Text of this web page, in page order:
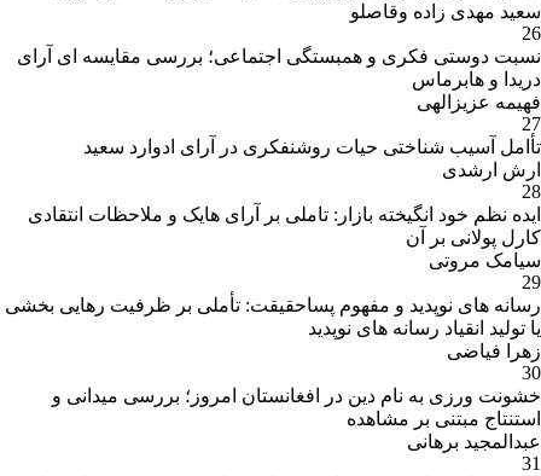
سعید مهدی زاده وقاصلو
26
نسبت دوستی فکری و همبستگی اجتماعی؛ بررسی مقایسه ای آرای
دریدا و هابرماس
فهیمه عزیزالهی
27
تأامل آسیب شناختی حیات روشنفکری در آرای ادوارد سعید
ارش ارشدی
28
ایده نظم خود انگیخته بازار: تاملی بر آرای هایک و ملاحظات انتقادی
کارل پولانی بر آن
سیامک مروتی
29
رسانه های نوپدید و مفهوم پساحقیقت: تأملی بر ظرفیت رهایی بخشی
یا تولید انقیاد رسانه های نوپدید
زهرا فیاضی
30
خشونت ورزی به نام دین در افغانستان امروز؛ بررسی میدانی و
استنتاج مبتنی بر مشاهده
عبدالمجید برهانی
31